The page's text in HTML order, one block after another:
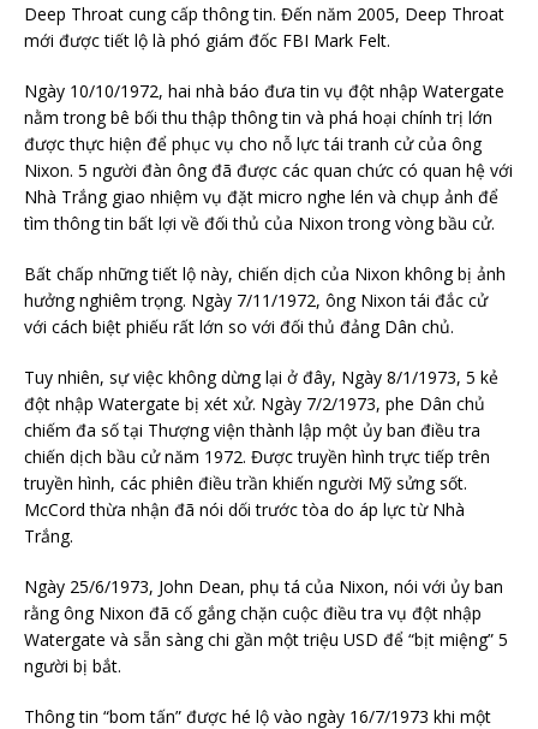
Deep Throat cung cấp thông tin. Đến năm 2005, Deep Throat
mới được tiết lộ là phó giám đốc FBI Mark Felt.
Ngày 10/10/1972, hai nhà báo đưa tin vụ đột nhập Watergate
nằm trong bê bối thu thập thông tin và phá hoại chính trị lớn
được thực hiện để phục vụ cho nỗ lực tái tranh cử của ông
Nixon. 5 người đàn ông đã được các quan chức có quan hệ với
Nhà Trắng giao nhiệm vụ đặt micro nghe lén và chụp ảnh để
tìm thông tin bất lợi về đối thủ của Nixon trong vòng bầu cử.
Bất chấp những tiết lộ này, chiến dịch của Nixon không bị ảnh
hưởng nghiêm trọng. Ngày 7/11/1972, ông Nixon tái đắc cử
với cách biệt phiếu rất lớn so với đối thủ đảng Dân chủ.
Tuy nhiên, sự việc không dừng lại ở đây, Ngày 8/1/1973, 5 kẻ
đột nhập Watergate bị xét xử. Ngày 7/2/1973, phe Dân chủ
chiếm đa số tại Thượng viện thành lập một ủy ban điều tra
chiến dịch bầu cử năm 1972. Được truyền hình trực tiếp trên
truyền hình, các phiên điều trần khiến người Mỹ sửng sốt.
McCord thừa nhận đã nói dối trước tòa do áp lực từ Nhà
Trắng.
Ngày 25/6/1973, John Dean, phụ tá của Nixon, nói với ủy ban
rằng ông Nixon đã cố gắng chặn cuộc điều tra vụ đột nhập
Watergate và sẵn sàng chi gần một triệu USD để “bịt miệng” 5
người bị bắt.
Thông tin “bom tấn” được hé lộ vào ngày 16/7/1973 khi một